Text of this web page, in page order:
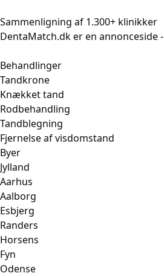
til
indhold
Sammenligning af 1.300+ klinikker
DentaMatch.dk er en annonceside -
Behandlinger
Tandkrone
Knækket tand
Rodbehandling
Tandblegning
Fjernelse af visdomstand
Byer
Jylland
Aarhus
Aalborg
Esbjerg
Randers
Horsens
Fyn
Odense